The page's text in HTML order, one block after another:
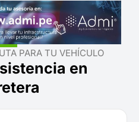
PARA TU VEHÍCULO
en